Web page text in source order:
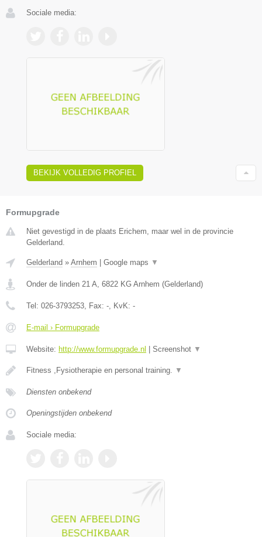
Sociale media:
BEKIJK VOLLEDIG PROFIEL
Formupgrade
Niet gevestigd in de plaats Erichem, maar wel in de provincie
Gelderland.
Gelderland » Arnhem | Google maps ▼
Onder de linden 21 A 6822 KG Arnhem (Gelderland)
Tel: 026-3793253 , Fax: - , KvK: -
E-mail › Formupgrade
Website: http://www.formupgrade.nl | Screenshot ▼
Fitness ,Fysiotherapie en personal training. ▼
Diensten onbekend
Openingstijden onbekend
Sociale media: